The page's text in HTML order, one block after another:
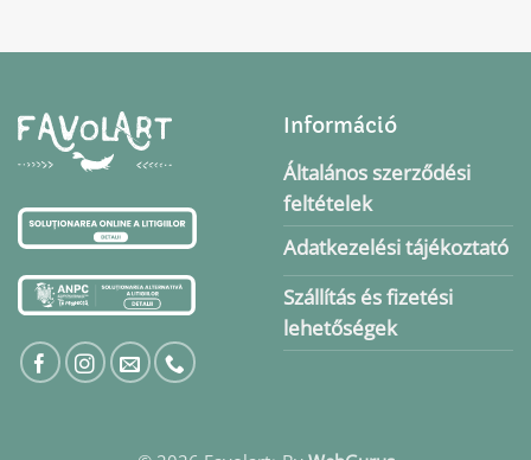
Információ
Általános szerződési
feltételek
Adatkezelési tájékoztató
Szállítás és fizetési
lehetőségek